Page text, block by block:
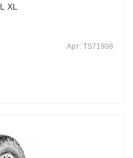
XL
Арт: TS71908